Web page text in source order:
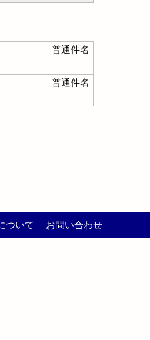
普通件名
普通件名
ついて お問い合わせ